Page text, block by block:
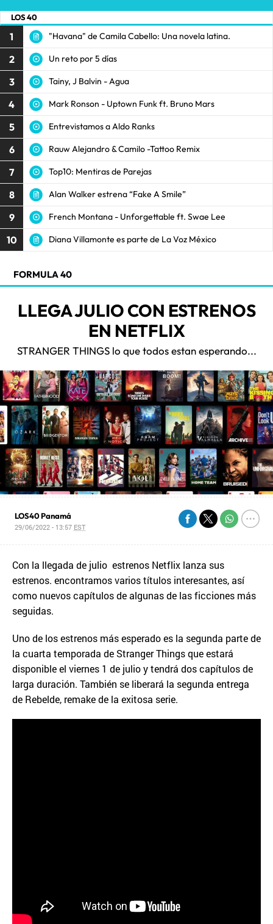
LOS 40
1 "Havana" de Camila Cabello: Una novela latina.
2 Un reto por 5 días
3 Tainy, J Balvin - Agua
4 Mark Ronson - Uptown Funk ft. Bruno Mars
5 Entrevistamos a Aldo Ranks
6 Rauw Alejandro & Camilo -Tattoo Remix
7 Top10: Mentiras de Parejas
8 Alan Walker estrena “Fake A Smile”
9 French Montana - Unforgettable ft. Swae Lee
10 Diana Villamonte es parte de La Voz México
FORMULA 40
LLEGA JULIO CON ESTRENOS
EN NETFLIX
STRANGER THINGS lo que todos estan esperando...
LOS40 Panamá
29/06/2022 - 13:57 EST
Con la llegada de julio estrenos Netflix lanza sus
estrenos. encontramos varios títulos interesantes, así
como nuevos capítulos de algunas de las ficciones más
seguidas.
Uno de los estrenos más esperado es la segunda parte de
la cuarta temporada de Stranger Things que estará
disponible el viernes 1 de julio y tendrá dos capítulos de
larga duración. También se liberará la segunda entrega
de Rebelde, remake de la exitosa serie.